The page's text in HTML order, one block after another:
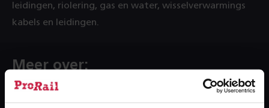
leidingen, riolering, gas en water, wisselverwarmings
kabels en leidingen.
Meer over:
Ondergrondse infra